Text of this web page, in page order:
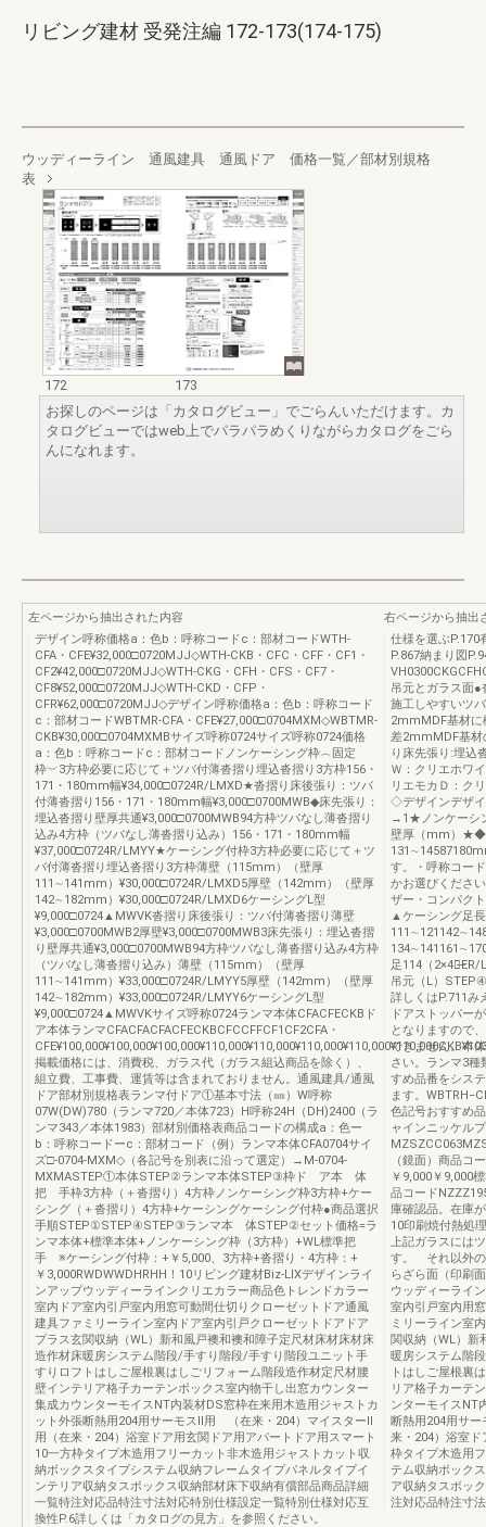
リビング建材 受発注編 172-173(174-175)
ウッディーライン 通風建具 通風ドア 価格一覧／部材別規格
表
172
173
お探しのページは「カタログビュー」でごらんいただけます。カ
タログビューではweb上でパラパラめくりながらカタログをごら
んになれます。
左ページから抽出された内容
デザイン呼称価格a：色b：呼称コードc：部材コードWTH-
CFA・CFE¥32,000□0720MJJ◇WTH-CKB・CFC・CFF・CF1・
CF2¥42,000□0720MJJ◇WTH-CKG・CFH・CFS・CF7・
CF8¥52,000□0720MJJ◇WTH-CKD・CFP・
CFR¥62,000□0720MJJ◇デザイン呼称価格a：色b：呼称コード
c：部材コードWBTMR-CFA・CFE¥27,000□0704MXM◇WBTMR-
CKB¥30,000□0704MXMBサイズ呼称0724サイズ呼称0724価格
a：色b：呼称コードc：部材コードノンケーシング枠︵固定
枠︶3方枠必要に応じて＋ツバ付薄沓摺り埋込沓摺り3方枠156・
171・180mm幅¥34,000□0724R/LMXD★沓摺り床後張り：ツバ
付薄沓摺り156・171・180mm幅¥3,000□0700MWB◆床先張り：
埋込沓摺り壁厚共通¥3,000□0700MWB94方枠ツバなし薄沓摺り
込み4方枠（ツバなし薄沓摺り込み）156・171・180mm幅
¥37,000□0724R/LMYY★ケーシング付枠3方枠必要に応じて＋ツ
バ付薄沓摺り埋込沓摺り3方枠薄壁（115mm）（壁厚
111∼141mm）¥30,000□0724R/LMXD5厚壁（142mm）（壁厚
142∼182mm）¥30,000□0724R/LMXD6ケーシングL型
¥9,000□0724▲MWVK沓摺り床後張り：ツバ付薄沓摺り薄壁
¥3,000□0700MWB2厚壁¥3,000□0700MWB3床先張り：埋込沓摺
り壁厚共通¥3,000□0700MWB94方枠ツバなし薄沓摺り込み4方枠
（ツバなし薄沓摺り込み）薄壁（115mm）（壁厚
111∼141mm）¥33,000□0724R/LMYY5厚壁（142mm）（壁厚
142∼182mm）¥33,000□0724R/LMYY6ケーシングL型
¥9,000□0724▲MWVKサイズ呼称0724ランマ本体CFACFECKBド
ア本体ランマCFACFACFACFECKBCFCCFFCF1CF2CFA・
掲載価格には、消費税、ガラス代（ガラス組込商品を除く）、
組立費、工事費、運賃等は含まれておりません。通風建具/通風
ドア部材別規格表ランマ付ドア①基本寸法（㎜）W呼称
07W(DW)780（ランマ720／本体723）H呼称24H（DH)2400（ラ
ンマ343／本体1983）部材別価格表商品コードの構成a：色ー
b：呼称コードーc：部材コード（例）ランマ本体CFA0704サイ
ズ□-0704-MXM◇（各記号を別表に沿って選定）→M-0704-
MXMASTEP①本体STEP②ランマ本体STEP③枠ド ア本 体
把 手枠3方枠（＋沓摺り）4方枠ノンケーシング枠3方枠+ケー
シング（＋沓摺り）4方枠+ケーシングケーシング付枠●商品選択
手順STEP①STEP④STEP③ランマ本 体STEP②セット価格=ラ
ンマ本体+標準本体+ノンケーシング枠（3方枠）+WL標準把
手 ※ケーシング付枠：+￥5,000、3方枠+沓摺り・4方枠：+
￥3,000RWDWWDHRHH！10リビング建材Biz-LIXデザインライ
ンアップウッディーラインクリエカラー商品色トレンドカラー
室内ドア室内引戸室内用窓可動間仕切りクローゼットドア通風
建具ファミリーライン室内ドア室内引戸クローゼットドアドア
プラス玄関収納（WL）新和風戸襖和襖和障子定尺材床材床材床
造作材床暖房システム階段/手すり階段/手すり階段ユニット手
すりロフトはしご屋根裏はしごリフォーム階段造作材定尺材腰
壁インテリア格子カーテンボックス室内物干し出窓カウンター
集成カウンターモイスNT内装材DS窓枠在来用木造用ジャストカ
ット外張断熱用204用サーモスⅡ用 （在来・204）マイスターⅡ
用（在来・204）浴室ドア用玄関ドア用アパートドア用スマート
10一方枠タイプ木造用フリーカット非木造用ジャストカット収
納ボックスタイプシステム収納フレームタイプパネルタイプイ
ンテリア収納タスボックス収納部材床下収納有償部品商品詳細
一覧特注対応品特注寸法対応特別仕様設定一覧特別仕様対応互
換性P.6詳しくは「カタログの見方」を参照ください。
右ページから抽出
仕様を選ぶP.170
P.867納まり図
吊元とガラス面
施工しやすいツ
2mmMDF基材に
差2mmMDF基材
り床先張り:埋込
Ｗ：クリエホワ
リエモカＤ：ク
◇デザインデザ
→1★ノンケーシ
壁厚（mm）
す。・呼称コー
かお選びくださ
ザー・コンパク
▲ケーシング足
足114（2×4）̶
吊元（L）
詳しくはP.711み
ドアストッパー
となりますので
できません。本
さい。ランマ3種
すめ品番をシス
ます。
色記号おすすめ
ャインニッケル
（鏡面）商品コ
￥9,000￥9,000
品コード
庫確認品。在庫
10印刷焼付熱処
上記ガラスには
す。 それ以外の
らざら面（印刷
ウッディーライ
室内引戸室内用
ミリーライン室
関収納（WL）新
暖房システム階
トはしご屋根裏
リア格子カーテ
ンターモイスNT
断熱用204用サ
来・204）浴室ド
枠タイプ木造用
テム収納ボック
ア収納タスボッ
注対応品特注寸